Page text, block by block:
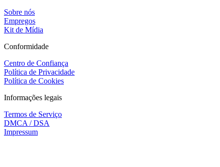
Sobre nós
Empregos
Kit de Mídia
Conformidade
Centro de Confiança
Política de Privacidade
Política de Cookies
Informações legais
Termos de Serviço
DMCA / DSA
Impressum